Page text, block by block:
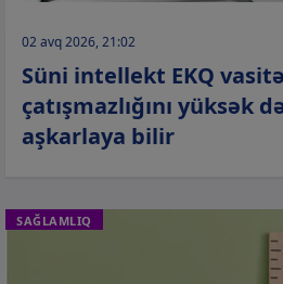
02 avq 2026, 21:02
Süni intellekt EKQ
çatışmazlığını yüksək
aşkarlaya bilir
SAĞLAMLIQ